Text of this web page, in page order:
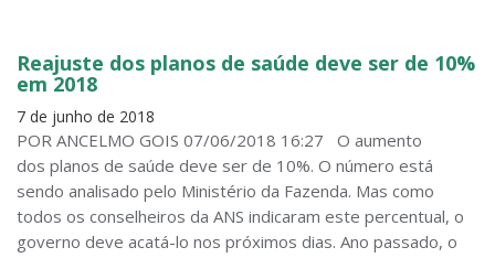
Reajuste dos planos de saúde deve ser de 10%
em 2018
7 de junho de 2018
POR ANCELMO GOIS 07/06/2018 16:27 O aumento
dos planos de saúde deve ser de 10%. O número está
sendo analisado pelo Ministério da Fazenda. Mas como
todos os conselheiros da ANS indicaram este percentual, o
governo deve acatá-lo nos próximos dias. Ano passado, o